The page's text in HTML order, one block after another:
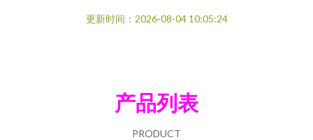
更新时间：2026-08-04 10:05:24
产品列表
PRODUCT